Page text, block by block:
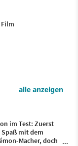
alle anzeigen
im Test: Zuerst
mit dem
Macher, doch